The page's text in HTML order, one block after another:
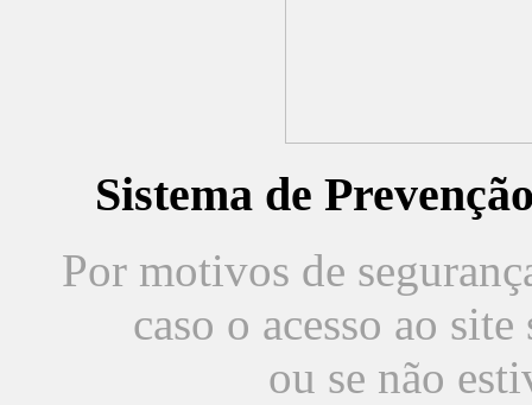
Sistema de
Por motivos de
caso o acesso ao
ou se não